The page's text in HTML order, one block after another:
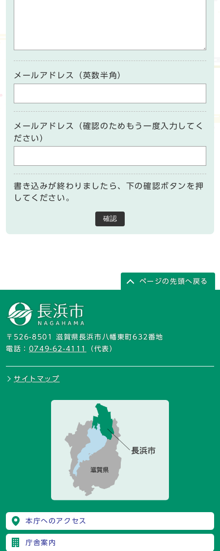
メールアドレス（英数半角）
メールアドレス（確認のためもう一度入力してく
ださい）
書き込みが終わりましたら、下の確認ボタンを押
してください。
確認
ページの先頭へ戻る
〒526-8501 滋賀県長浜市八幡東町632番地
電話： 0749-62-4111 （代表）
サイトマップ
本庁へのアクセス
庁舎案内